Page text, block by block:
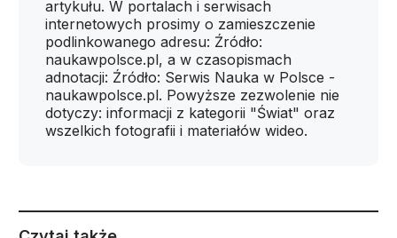
artykułu. W portalach i serwisach
internetowych prosimy o zamieszczenie
podlinkowanego adresu: Źródło:
naukawpolsce.pl, a w czasopismach
adnotacji: Źródło: Serwis Nauka w Polsce -
naukawpolsce.pl. Powyższe zezwolenie nie
dotyczy: informacji z kategorii "Świat" oraz
wszelkich fotografii i materiałów wideo.